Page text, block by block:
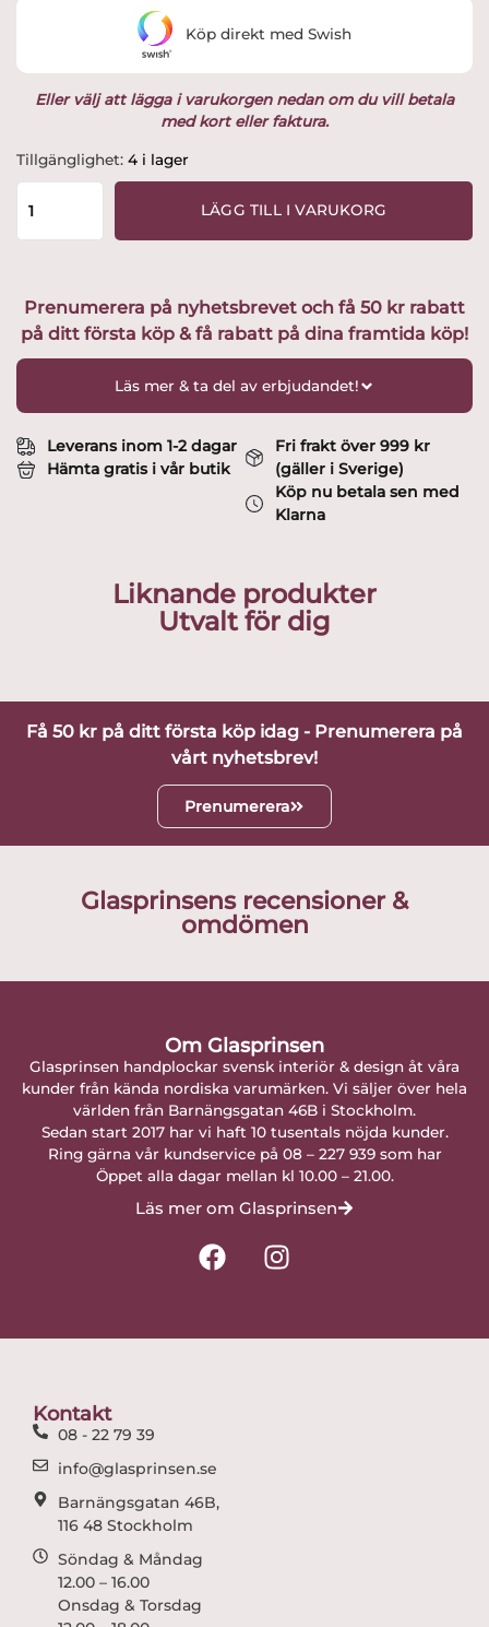
var:
1,095 kr. 806.65 kr.
Eller välj att lägga i varukorgen nedan om du vill betala
med kort eller faktura.
Tillgänglighet: 4 i lager
Kosta
Linnewäfveri
2+2
utvald
av
Glasprinsen
LÄGG TILL I VARUKORG
Köp direkt med Swish
Prenumerera på nyhetsbrevet och få 50 kr rabatt
på ditt första köp & få rabatt på dina framtida köp!
Läs mer & ta del av erbjudandet!
Leverans inom 1-2 dagar
Hämta gratis i vår butik
Fri frakt över 999 kr
(gäller i Sverige)
Köp nu betala sen med
Klarna
Liknande produkter
Utvalt för dig
Få 50 kr på ditt första köp idag - Prenumerera på
vårt nyhetsbrev!
Prenumerera
Glasprinsens recensioner &
omdömen
Om Glasprinsen
Glasprinsen handplockar svensk interiör & design åt våra
kunder från kända nordiska varumärken. Vi säljer över hela
världen från Barnängsgatan 46B i Stockholm.
Sedan start 2017 har vi haft 10 tusentals nöjda kunder.
Ring gärna vår kundservice på 08 – 227 939 som har
Öppet alla dagar mellan kl 10.00 – 21.00.
Läs mer om Glasprinsen
F
a
I
n
Kontakt
08 - 22 79 39
info@glasprinsen.se
Barnängsgatan 46B,
116 48 Stockholm
Söndag & Måndag
12.00 – 16.00
Onsdag & Torsdag